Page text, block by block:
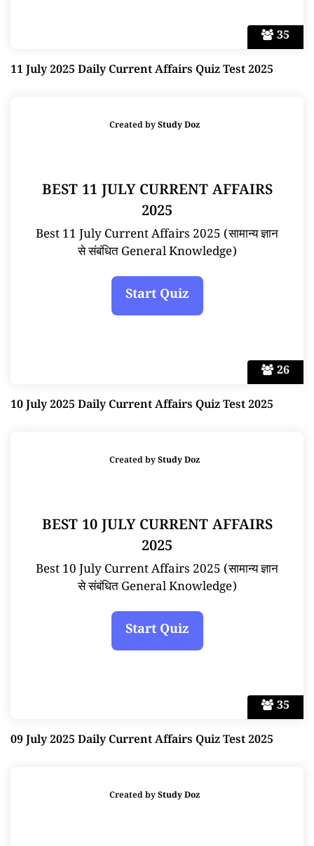
35
11 July 2025 Daily Current Affairs Quiz Test 2025
26
Created byStudy Doz
BEST 11 JULY CURRENT AFFAIRS
2025
Best 11 July Current Affairs 2025 (सामान्य ज्ञान
से संबंधित General Knowledge)
10 July 2025 Daily Current Affairs Quiz Test 2025
35
Created byStudy Doz
BEST 10 JULY CURRENT AFFAIRS
2025
Best 10 July Current Affairs 2025 (सामान्य ज्ञान
से संबंधित General Knowledge)
09 July 2025 Daily Current Affairs Quiz Test 2025
Created byStudy Doz